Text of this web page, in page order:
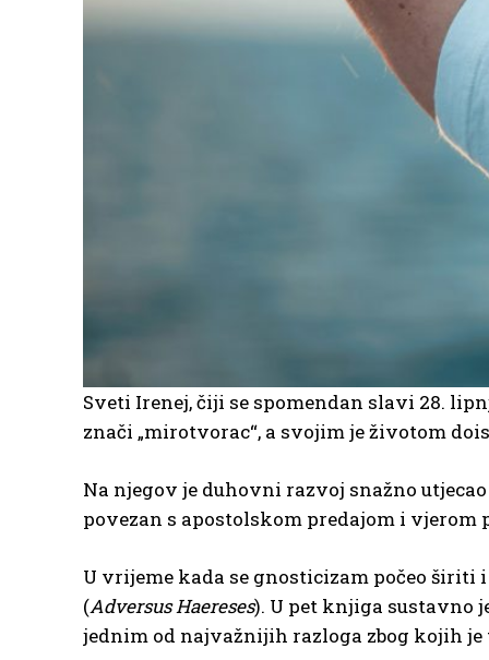
Sveti Irenej, čiji se spomendan slavi 28.
znači „mirotvorac“, a svojim je životom
Na njegov je duhovni razvoj snažno
povezan s apostolskom predajom i vjerom
U vrijeme kada se gnosticizam počeo
(Adversus Haereses). U pet knjiga sustavno
jednim od najvažnijih razloga zbog kojih je